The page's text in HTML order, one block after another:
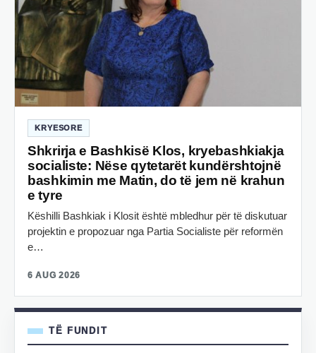
KRYESORE
Shkrirja e Bashkisë Klos, kryebashkiakja
socialiste: Nëse qytetarët kundërshtojnë
bashkimin me Matin, do të jem në krahun
e tyre
Këshilli Bashkiak i Klosit është mbledhur për të diskutuar
projektin e propozuar nga Partia Socialiste për reformën
e…
6 AUG 2026
TË FUNDIT